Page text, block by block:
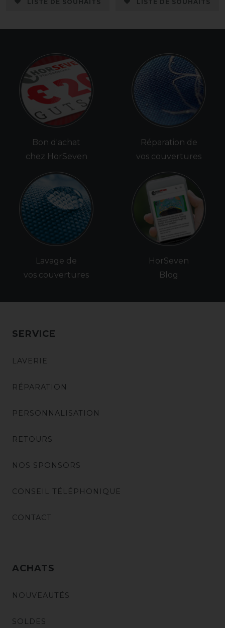
LISTE DE SOUHAITS LISTE DE SOUHAITS
Bon d'achat
chez HorSeven
Lavage de
vos couvertures
Réparation de
vos couvertures
HorSeven
Blog
SERVICE
LAVERIE
RÉPARATION
PERSONNALISATION
RETOURS
NOS SPONSORS
CONSEIL TÉLÉPHONIQUE
CONTACT
ACHATS
NOUVEAUTÉS
SOLDES